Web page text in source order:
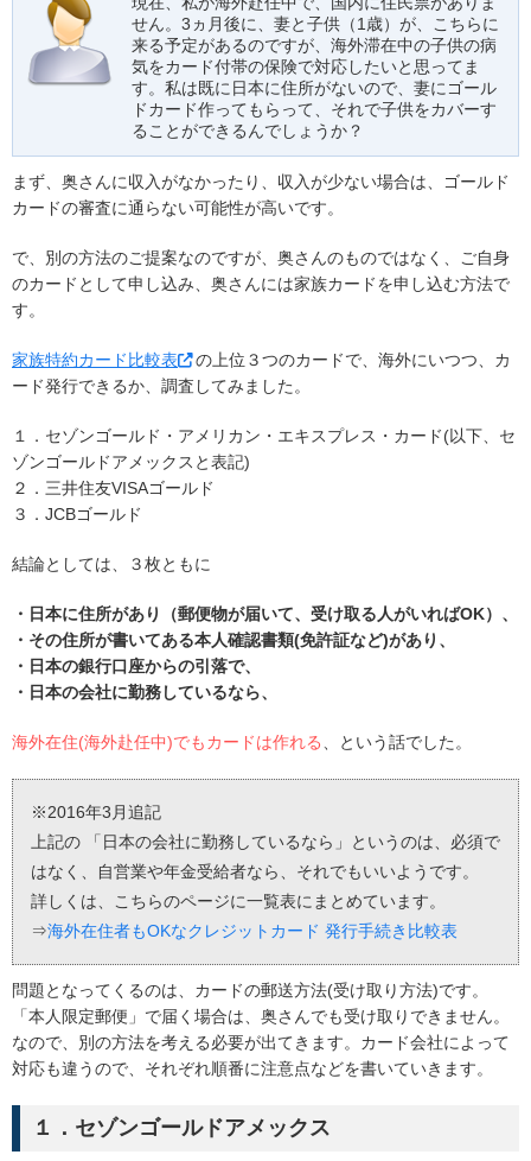
せん。3ヵ月後に、妻と子供（1歳）が、こちらに
来る予定があるのですが、海外滞在中の子供の病
気をカード付帯の保険で対応したいと思ってま
す。私は既に日本に住所がないので、妻にゴール
ドカード作ってもらって、それで子供をカバーす
ることができるんでしょうか？
まず、奥さんに収入がなかったり、収入が少ない場合は、ゴールド
カードの審査に通らない可能性が高いです。
で、別の方法のご提案なのですが、奥さんのものではなく、ご自身
のカードとして申し込み、奥さんには家族カードを申し込む方法で
す。
家族特約カード比較表
の上位３つのカードで、海外にいつつ、カ
ード発行できるか、調査してみました。
１．セゾンゴールド・アメリカン・エキスプレス・カード(以下、セ
ゾンゴールドアメックスと表記)
２．三井住友VISAゴールド
３．JCBゴールド
結論としては、３枚ともに
・日本に住所があり（郵便物が届いて、受け取る人がいればOK）、
・その住所が書いてある本人確認書類(免許証など)があり、
・日本の銀行口座からの引落で、
・日本の会社に勤務しているなら、
海外在住(海外赴任中)でもカードは作れる 、という話でした。
※2016年3月追記
上記の 「日本の会社に勤務しているなら」というのは、必須で
はなく、自営業や年金受給者なら、それでもいいようです。
詳しくは、こちらのページに一覧表にまとめています。
⇒海外在住者もOKなクレジットカード 発行手続き比較表
問題となってくるのは、カードの郵送方法(受け取り方法)です。
「本人限定郵便」で届く場合は、奥さんでも受け取りできません。
なので、別の方法を考える必要が出てきます。カード会社によって
対応も違うので、それぞれ順番に注意点などを書いていきます。
１．セゾンゴールドアメックス